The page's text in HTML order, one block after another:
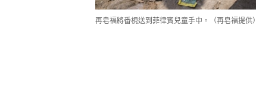
再皂福將番梘送到菲律賓兒童手中。（再皂福提供）